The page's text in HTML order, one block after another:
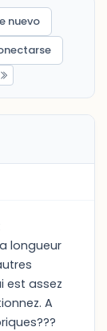
nuevo
longueur
est assez
A